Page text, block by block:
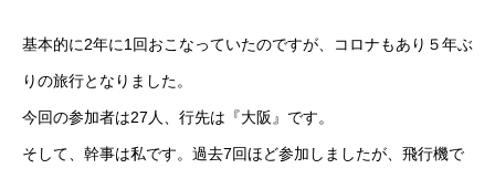
基本的に2年に1回おこなっていたのですが、コロナもあり５年ぶ
りの旅行となりました。
今回の参加者は27人、行先は『大阪』です。
そして、幹事は私です。過去7回ほど参加しましたが、飛行機で